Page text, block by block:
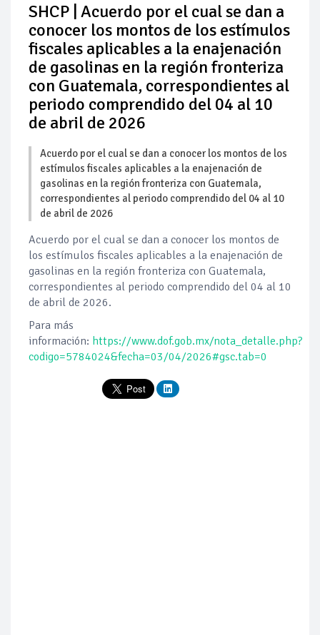
Petróleo continúa su descenso en el mercado internacional
SHCP | Acuerdo por el cual se dan a
conocer los montos de los estímulos
fiscales aplicables a la enajenación
de gasolinas en la región fronteriza
con Guatemala, correspondientes al
periodo comprendido del 04 al 10
de abril de 2026
Acuerdo por el cual se dan a conocer los montos de los
estímulos fiscales aplicables a la enajenación de
gasolinas en la región fronteriza con Guatemala,
correspondientes al periodo comprendido del 04 al 10
de abril de 2026
Acuerdo por el cual se dan a conocer los montos de
los estímulos fiscales aplicables a la enajenación de
gasolinas en la región fronteriza con Guatemala,
correspondientes al periodo comprendido del 04 al 10
de abril de 2026.
Para más
información: https://www.dof.gob.mx/nota_detalle.php?
codigo=5784024&fecha=03/04/2026#gsc.tab=0